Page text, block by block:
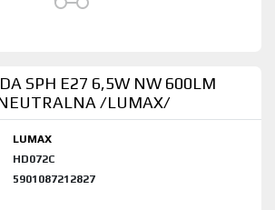
SPH E27 6,5W NW 600LM
/LUMAX/
LUMAX
HD072C
5901087212827